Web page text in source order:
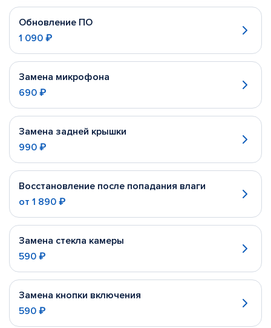
Обновление ПО
1 090 ₽
Замена микрофона
690 ₽
Замена задней крышки
990 ₽
Восстановление после попадания влаги
от 1 890 ₽
Замена стекла камеры
590 ₽
Замена кнопки включения
590 ₽